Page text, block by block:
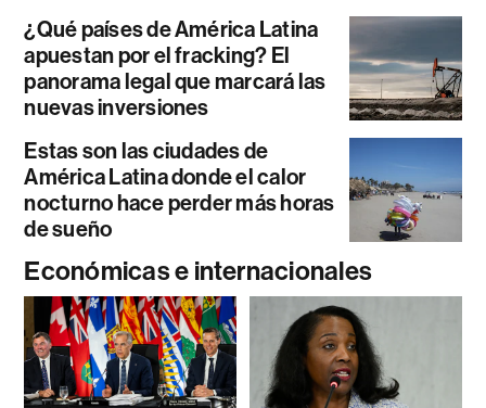
¿Qué países de América Latina
apuestan por el fracking? El
panorama legal que marcará las
nuevas inversiones
Estas son las ciudades de
América Latina donde el calor
nocturno hace perder más horas
de sueño
Económicas e internacionales